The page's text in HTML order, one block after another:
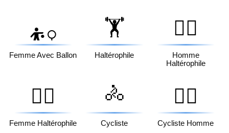
⛹️‍♀️
Femme Avec Ballon
🏋️
Haltérophile
🏋️‍♂️
Homme
Haltérophile
🏋️‍♀️
Femme Haltérophile
🚴
Cycliste
🚴‍♂️
Cycliste Homme